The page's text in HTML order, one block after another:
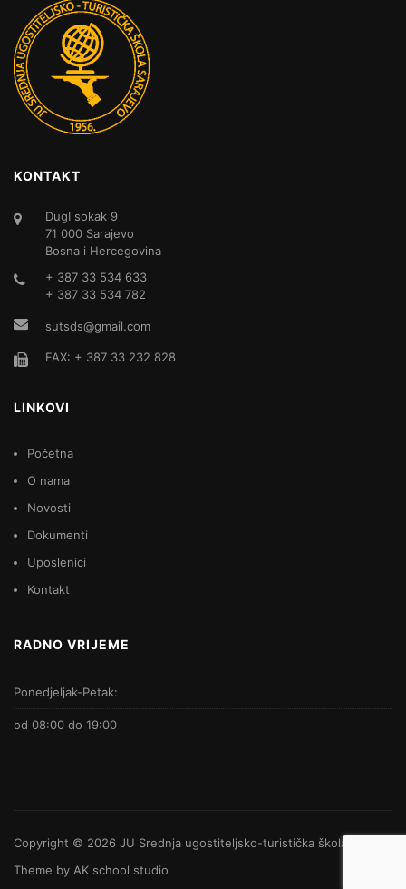
KONTAKT
DugI sokak 9
71 000 Sarajevo
Bosna i Hercegovina
+ 387 33 534 633
+ 387 33 534 782
sutsds@gmail.com
FAX: + 387 33 232 828
LINKOVI
Početna
O nama
Novosti
Dokumenti
Uposlenici
Kontakt
RADNO VRIJEME
Ponedjeljak-Petak:
od 08:00 do 19:00
Copyright © 2026 JU Srednja ugostiteljsko-turistička škola
Theme by AK school studio